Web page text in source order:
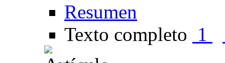
Resumen
Texto completo 1